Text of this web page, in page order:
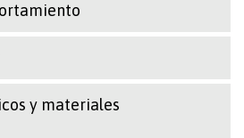
y materiales